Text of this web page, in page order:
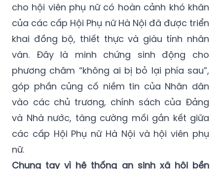
cho hội viên phụ nữ có hoàn cảnh khó khăn
của các cấp Hội Phụ nữ Hà Nội đã được triển
khai đồng bộ, thiết thực và giàu tính nhân
văn. Đây là minh chứng sinh động cho
phương châm “không ai bị bỏ lại phía sau”,
góp phần củng cố niềm tin của Nhân dân
vào các chủ trương, chính sách của Đảng
và Nhà nước, tăng cường mối gắn kết giữa
các cấp Hội Phụ nữ Hà Nội và hội viên phụ
nữ.
Chung tay vì hệ thống an sinh xã hội bền